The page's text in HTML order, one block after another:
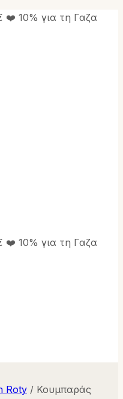
10% για τη Γαζα
10% για τη Γαζα
Roty / Κουμπαράς